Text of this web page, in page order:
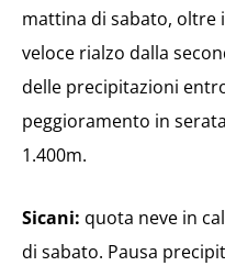
mattina di sabato, oltre
veloce rialzo dalla
delle precipitazioni
peggioramento in
1.400m.
Sicani: quota neve in
di sabato. Pausa